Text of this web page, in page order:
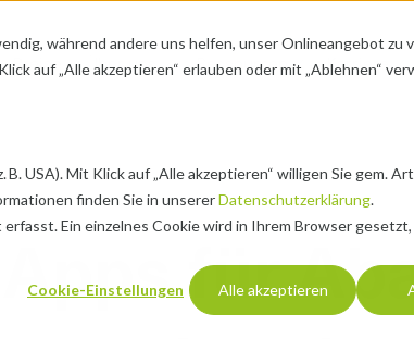
während andere uns helfen, unser Onlineangebot zu
auf „Alle akzeptieren“ erlauben oder mit „Ablehnen“
Mit Klick auf „Alle akzeptieren“ willigen Sie gem. Art.
finden Sie in unserer Datenschutzerklärung.
Ein einzelnes Cookie wird in Ihrem Browser gesetzt,
Cookie-Einstellungen Alle akzeptieren
Preise Über uns chevron-down Ressourcen chevron-down Karriere
für